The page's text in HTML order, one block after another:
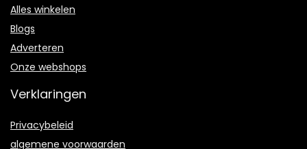
Alles winkelen
Blogs
Adverteren
Onze webshops
Verklaringen
Privacybeleid
algemene voorwaarden